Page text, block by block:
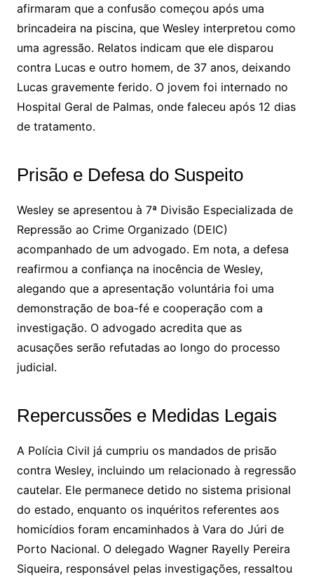
afirmaram que a confusão começou após uma
brincadeira na piscina, que Wesley interpretou como
uma agressão. Relatos indicam que ele disparou
contra Lucas e outro homem, de 37 anos, deixando
Lucas gravemente ferido. O jovem foi internado no
Hospital Geral de Palmas, onde faleceu após 12 dias
de tratamento.
Prisão e Defesa do Suspeito
Wesley se apresentou à 7ª Divisão Especializada de
Repressão ao Crime Organizado (DEIC)
acompanhado de um advogado. Em nota, a defesa
reafirmou a confiança na inocência de Wesley,
alegando que a apresentação voluntária foi uma
demonstração de boa-fé e cooperação com a
investigação. O advogado acredita que as
acusações serão refutadas ao longo do processo
judicial.
Repercussões e Medidas Legais
A Polícia Civil já cumpriu os mandados de prisão
contra Wesley, incluindo um relacionado à regressão
cautelar. Ele permanece detido no sistema prisional
do estado, enquanto os inquéritos referentes aos
homicídios foram encaminhados à Vara do Júri de
Porto Nacional. O delegado Wagner Rayelly Pereira
Siqueira, responsável pelas investigações, ressaltou